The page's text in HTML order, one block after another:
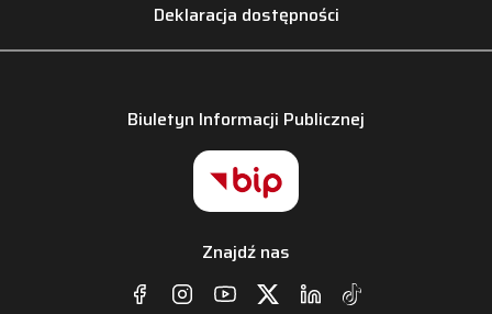
Deklaracja dostępności
Biuletyn Informacji Publicznej
Znajdź nas